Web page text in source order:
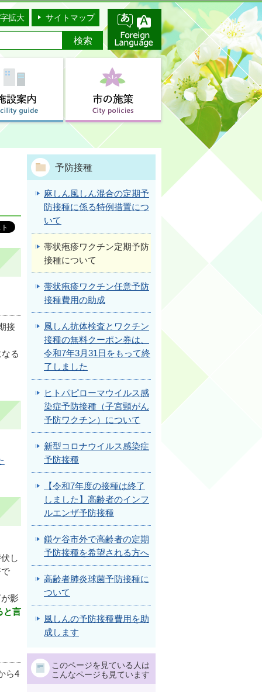
拡大 サイトマップ
接
る
し
影
と言
ら4
予防接種
麻しん風しん混合の定期予
防接種に係る特例措置につ
いて
帯状疱疹ワクチン定期予防
接種について
帯状疱疹ワクチン任意予防
接種費用の助成
風しん抗体検査とワクチン
接種の無料クーポン券は、
令和7年3月31日をもって終
了しました
ヒトパピローマウイルス感
染症予防接種（子宮頸がん
予防ワクチン）について
新型コロナウイルス感染症
予防接種
【令和7年度の接種は終了
しました】高齢者のインフ
ルエンザ予防接種
鎌ケ谷市外で高齢者の定期
予防接種を希望される方へ
高齢者肺炎球菌予防接種に
ついて
風しんの予防接種費用を助
成します
このページを見ている人は
こんなページも見ています